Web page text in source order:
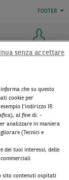
FOOTER
ai
che su questo
cookie per
l’indirizzo IP,
al fine di: -
analizzare in maniera
(Tecnici e
dei tuoi interessi, delle
sito contenuti ospitati
senza accettare